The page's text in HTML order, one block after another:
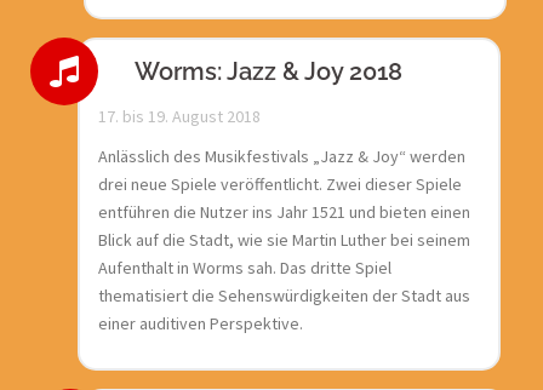
Worms: Jazz & Joy 2018
17. bis 19. August 2018
Anlässlich des Musikfestivals „Jazz & Joy“ werden
drei neue Spiele veröffentlicht. Zwei dieser Spiele
entführen die Nutzer ins Jahr 1521 und bieten einen
Blick auf die Stadt, wie sie Martin Luther bei seinem
Aufenthalt in Worms sah. Das dritte Spiel
thematisiert die Sehenswürdigkeiten der Stadt aus
einer auditiven Perspektive.